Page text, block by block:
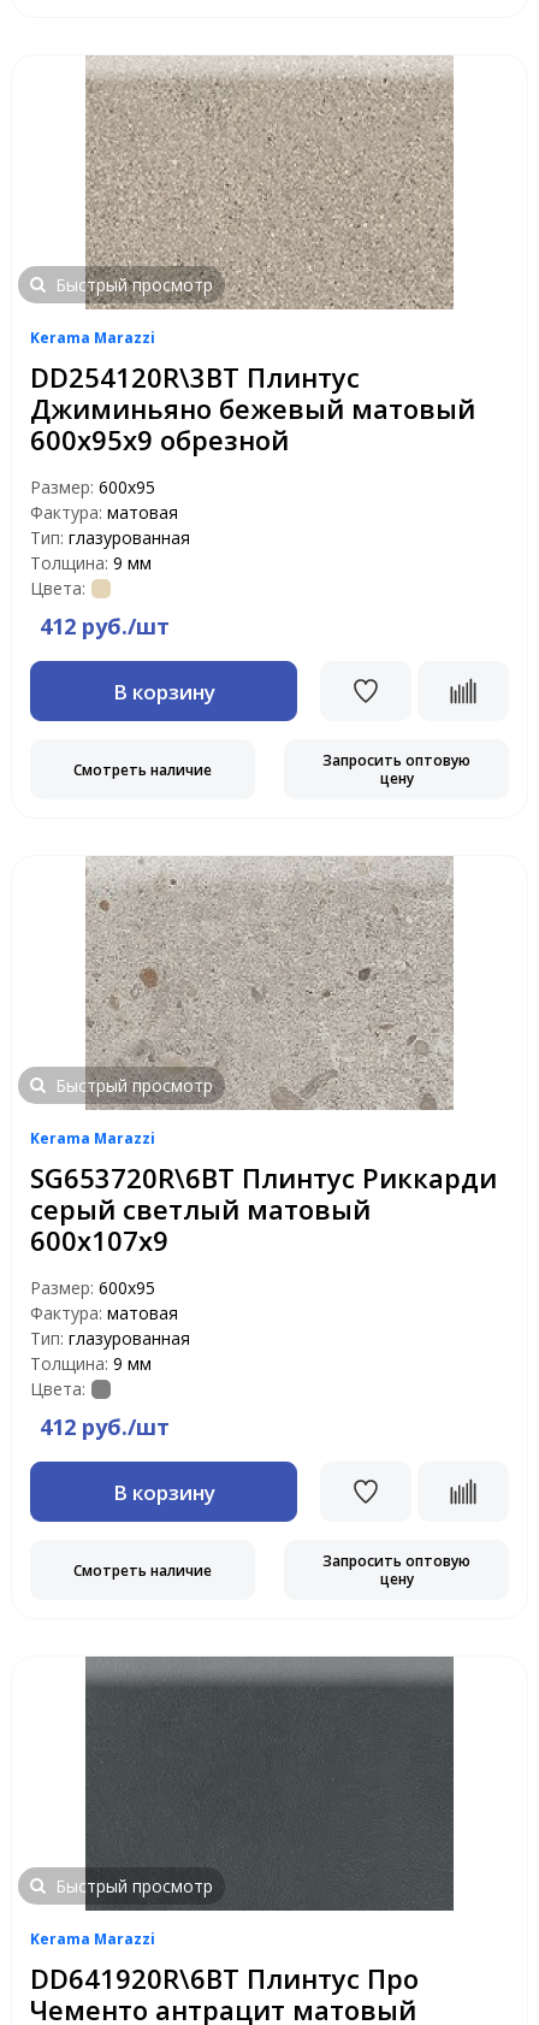
Быстрый просмотр
Kerama Marazzi
DD254120R\3BT Плинтус
Джиминьяно бежевый матовый
600х95х9 обрезной
Размер: 600х95
Фактура: матовая
Тип: глазурованная
Толщина: 9 мм
Цвета:
412 руб./шт
В корзину
Смотреть наличие
Запросить оптовую
цену
Быстрый просмотр
Kerama Marazzi
SG653720R\6BT Плинтус Риккарди
серый светлый матовый
600х107х9
Размер: 600х95
Фактура: матовая
Тип: глазурованная
Толщина: 9 мм
Цвета:
412 руб./шт
В корзину
Смотреть наличие
Запросить оптовую
цену
Быстрый просмотр
Kerama Marazzi
DD641920R\6BT Плинтус Про
Чементо антрацит матовый